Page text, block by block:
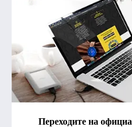
Переходите на